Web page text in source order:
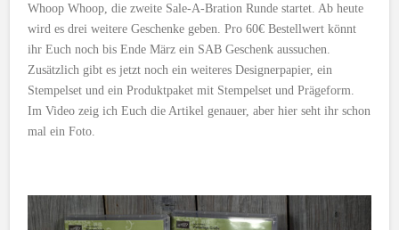
Whoop Whoop, die zweite Sale-A-Bration Runde startet. Ab heute
wird es drei weitere Geschenke geben. Pro 60€ Bestellwert könnt
ihr Euch noch bis Ende März ein SAB Geschenk aussuchen.
Zusätzlich gibt es jetzt noch ein weiteres Designerpapier, ein
Stempelset und ein Produktpaket mit Stempelset und Prägeform.
Im Video zeig ich Euch die Artikel genauer, aber hier seht ihr schon
mal ein Foto.